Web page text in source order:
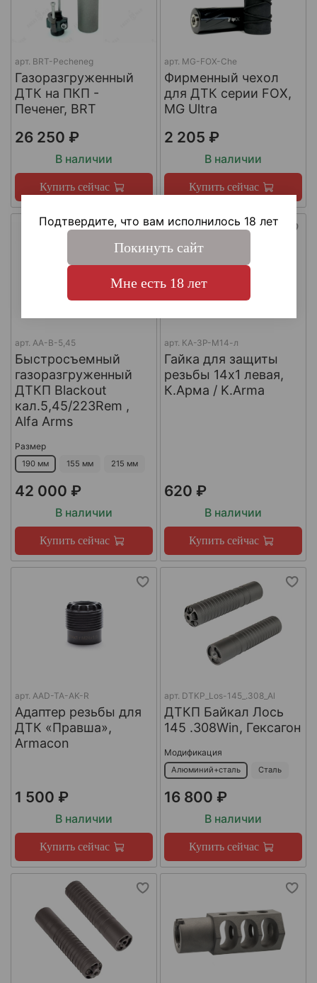
арт. BRT-Pecheneg
Газоразгруженный
ДТК на ПКП -
Печенег, BRT
26 250 ₽
В наличии
Купить сейчас
арт. MG-FOX-Che
Фирменный чехол
для ДТК серии FOX,
MG Ultra
2 205 ₽
В наличии
Купить сейчас
арт. AA-B-5,45
Быстросъемный
газоразгруженный
ДТКП Blackout
кал.5,45/223Rem ,
Alfa Arms
Размер
190 мм 155 мм 215 мм
42 000 ₽
В наличии
Купить сейчас
арт. КА-ЗР-М14-л
Гайка для защиты
резьбы 14x1 левая,
К.Арма / K.Arma
620 ₽
В наличии
Купить сейчас
арт. AAD-TA-AK-R
Адаптер резьбы для
ДТК «Правша»,
Armacon
1 500 ₽
В наличии
Купить сейчас
арт. DTKP_Los-145_.308_Al
ДТКП Байкал Лось
145 .308Win, Гексагон
Модификация
Алюминий+сталь Сталь
16 800 ₽
В наличии
Купить сейчас
Подтвердите, что вам исполнилось 18 лет
Покинуть сайт
Мне есть 18 лет